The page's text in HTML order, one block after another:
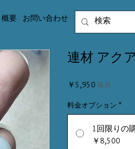
概要 お問い合わせ
連材 アク
￥5,950 価
毎月
料金オプション *
1回限りの
￥8,500